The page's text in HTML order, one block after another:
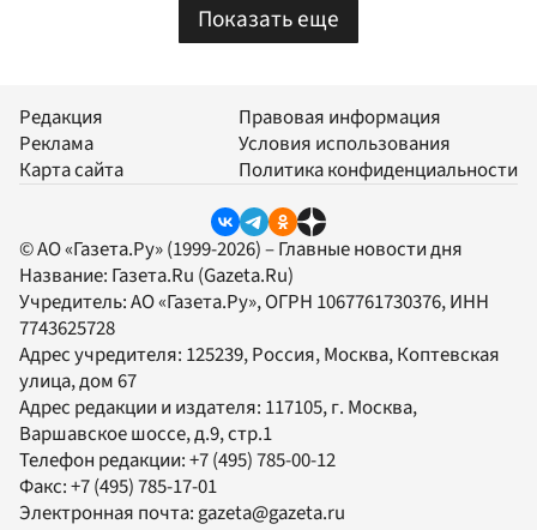
Показать еще
Редакция
Реклама
Карта сайта
Правовая информация
Условия использования
Политика конфиденциальности
© АО «Газета.Ру» (1999-2026) – Главные новости дня
Название: Газета.Ru (Gazeta.Ru)
Учредитель:АО «Газета.Ру», ОГРН 1067761730376, ИНН
7743625728
Адрес учредителя: 125239, Россия, Москва, Коптевская
улица, дом 67
Адрес редакции и издателя: 117105, г. Москва,
Варшавское шоссе, д.9, стр.1
Телефон редакции:+7 (495) 785-00-12
Факс:+7 (495) 785-17-01
Электронная почта:gazeta@gazeta.ru